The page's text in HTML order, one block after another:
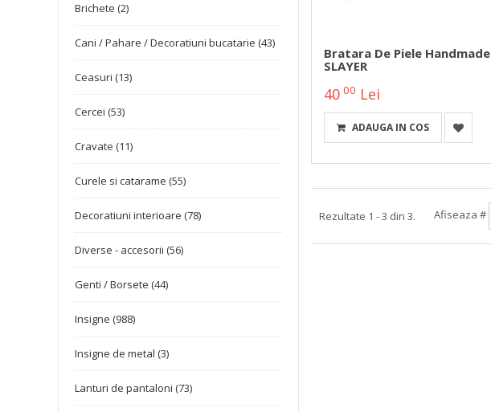
Brichete (2)
Cani / Pahare / Decoratiuni bucatarie (43)
Ceasuri (13)
Cercei (53)
Cravate (11)
Curele si catarame (55)
Decoratiuni interioare (78)
Diverse - accesorii (56)
Genti / Borsete (44)
Insigne (988)
Insigne de metal (3)
Lanturi de pantaloni (73)
Bratara De Piele Handmade
SLAYER
40 00 Lei
ADAUGA IN COS
Rezultate 1 - 3 din 3. Afiseaza #